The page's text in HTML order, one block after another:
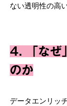
ない透明性の高
4. 「なぜ
のか
データエンリッ